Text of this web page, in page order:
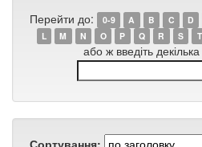
Перейти до: 0-9 A B C D
L
M N O P Q R S T
або ж введіть
Сортування: